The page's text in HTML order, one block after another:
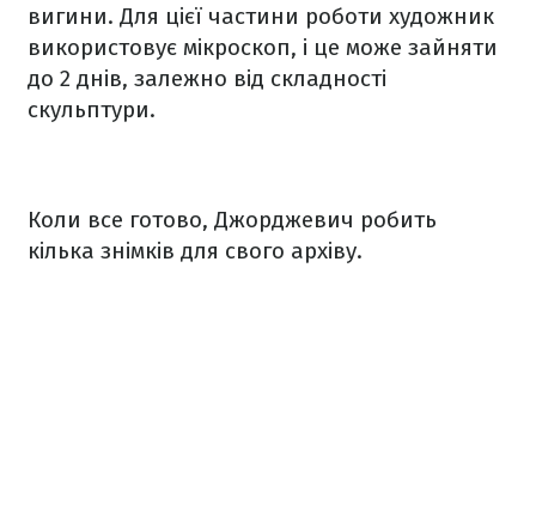
вигини. Для цієї частини роботи художник
використовує мікроскоп, і це може зайняти
до 2 днів, залежно від складності
скульптури.
Коли все готово, Джорджевич робить
кілька знімків для свого архіву.